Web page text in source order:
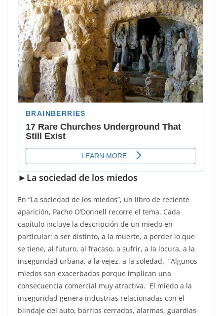
►La sociedad de los miedos
En “La sociedad de los miedos”, un libro de reciente
aparición, Pacho O’Donnell recorre el tema. Cada
capítulo incluye la descripción de un miedo en
particular: a ser distinto, a la muerte, a perder lo que
se tiene, al futuro, al fracaso, a sufrir, a la locura, a la
inseguridad urbana, a la vejez, a la soledad. “Algunos
miedos son exacerbados porque implican una
consecuencia comercial muy atractiva. El miedo a la
inseguridad genera industrias relacionadas con el
blindaje del auto, barrios cerrados, alarmas, guardias